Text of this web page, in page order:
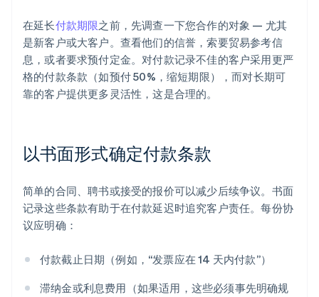
在延长付款期限之前，先调查一下您合作的对象 — 尤其
是新客户或大客户。查看他们的信誉，索要贸易参考信
息，或者要求预付定金。对付款记录不佳的客户采用更严
格的付款条款（如预付 50%，缩短期限），而对长期可
靠的客户提供更多灵活性，这是合理的。
以书面形式确定付款条款
简单的合同、聘书或接受的报价可以减少后续争议。书面
记录这些条款有助于在付款延迟时追究客户责任。每份协
议应明确：
付款截止日期（例如，“发票应在 14 天内付款”）
滞纳金或利息费用（如果适用，这些必须事先明确规